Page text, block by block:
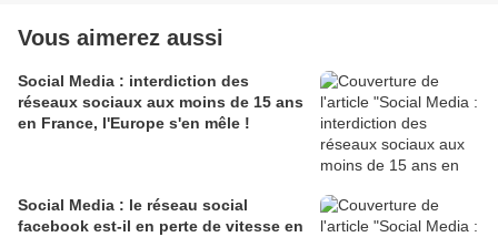
Vous aimerez aussi
Social Media : interdiction des
réseaux sociaux aux moins de 15 ans
en France, l'Europe s'en mêle !
Social Media : le réseau social
facebook est-il en perte de vitesse en